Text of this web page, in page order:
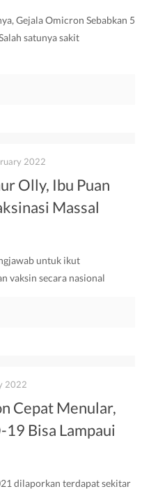
Gejala Omicron Sebabkan 5
satunya sakit
2022
Olly, Ibu Puan
Massal
untuk ikut
vaksin secara nasional
2022
Cepat Menular,
Bisa Lampaui
dilaporkan terdapat sekitar